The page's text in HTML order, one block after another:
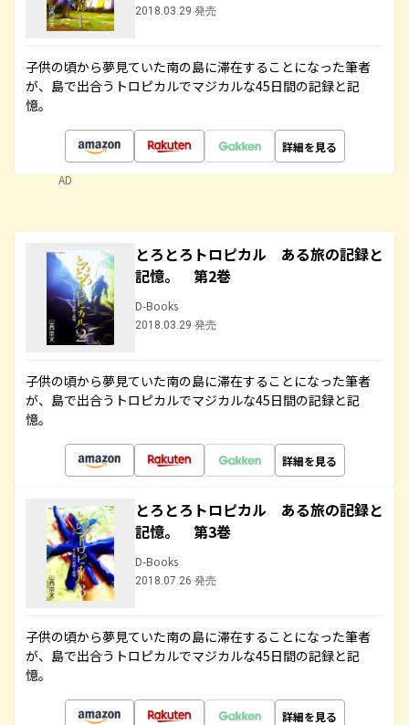
2018.03.29 発売
子供の頃から夢見ていた南の島に滞在することになった筆者
が、島で出合うトロピカルでマジカルな45日間の記録と記
憶。
詳細を見る
AD
とろとろトロピカル ある旅の記録と
記憶。 第2巻
D-Books
2018.03.29 発売
子供の頃から夢見ていた南の島に滞在することになった筆者
が、島で出合うトロピカルでマジカルな45日間の記録と記
憶。
詳細を見る
とろとろトロピカル ある旅の記録と
記憶。 第3巻
D-Books
2018.07.26 発売
子供の頃から夢見ていた南の島に滞在することになった筆者
が、島で出合うトロピカルでマジカルな45日間の記録と記
憶。
詳細を見る